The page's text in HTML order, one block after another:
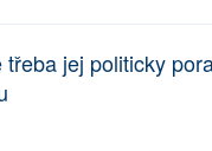
jej politicky